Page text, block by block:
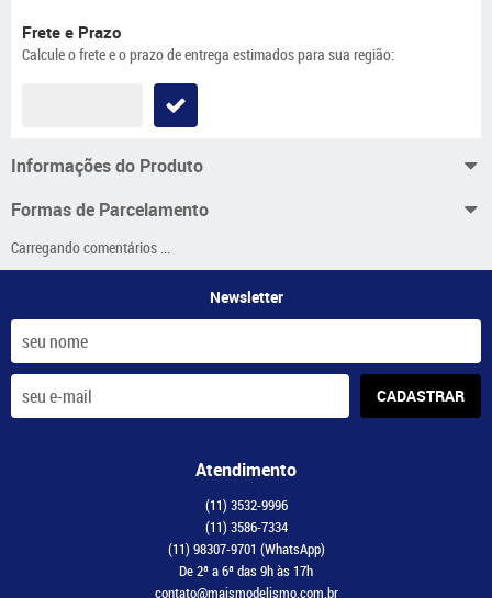
Frete e Prazo
Calcule o frete e o prazo de entrega estimados para sua região:
Informações do Produto
Formas de Parcelamento
Carregando comentários ...
Newsletter
CADASTRAR
Atendimento
(11) 3532-9996
(11) 3586-7334
(11) 98307-9701 (WhatsApp)
De 2ª a 6ª das 9h às 17h
contato@maismodelismo.com.br